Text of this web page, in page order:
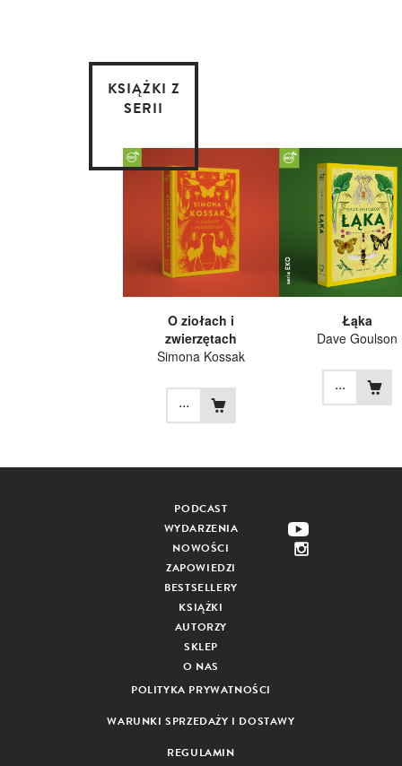
KSIĄŻKI Z
SERII
O ziołach i
zwierzętach
Simona Kossak
...
Łąka
Dave Goulson
...
PODCAST
WYDARZENIA
NOWOŚCI
ZAPOWIEDZI
BESTSELLERY
KSIĄŻKI
AUTORZY
SKLEP
O NAS
POLITYKA PRYWATNOŚCI
WARUNKI SPRZEDAŻY I DOSTAWY
REGULAMIN